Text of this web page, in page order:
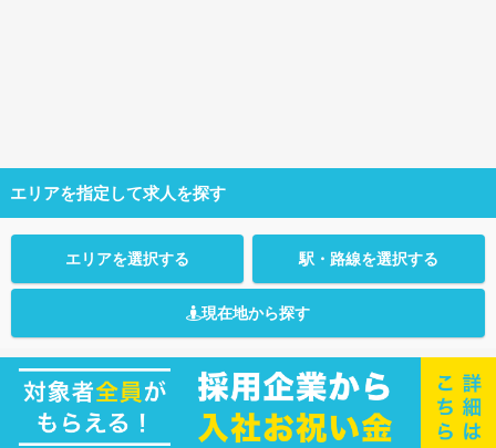
エリアを指定して求人を探す
エリアを選択する 駅・路線を選択する
現在地から探す